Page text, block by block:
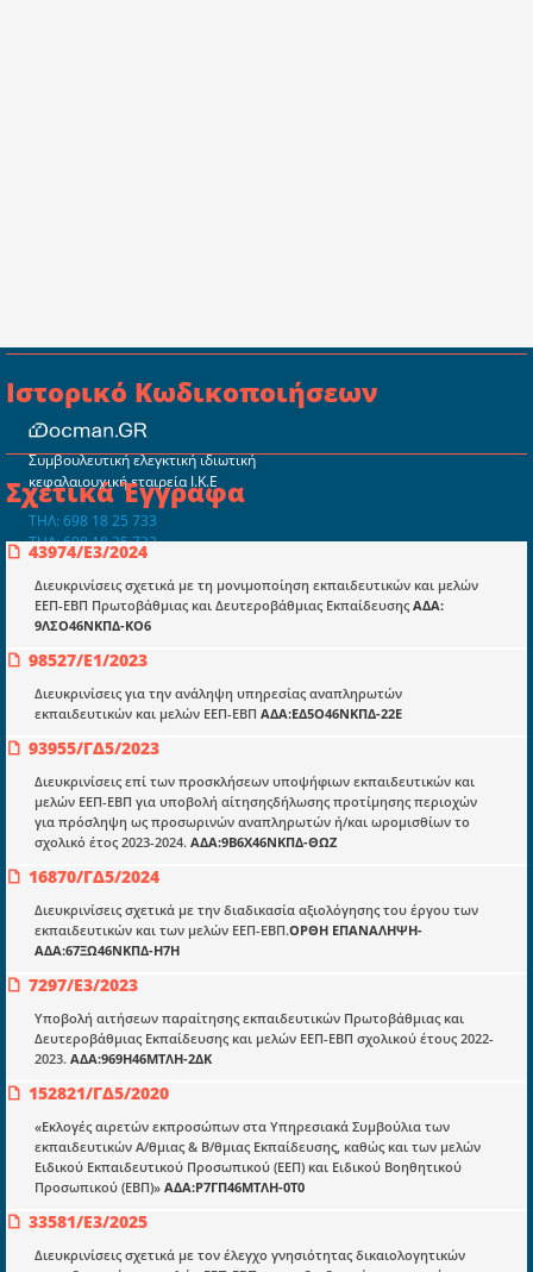
Ιστορικό Κωδικοποιήσεων
Σχετικά Έγγραφα
43974/Ε3/2024
Διευκρινίσεις σχετικά με τη μονιμοποίηση εκπαιδευτικών και μελών
ΕΕΠ-ΕΒΠ Πρωτοβάθμιας και Δευτεροβάθμιας Εκπαίδευσης ΑΔΑ:
9ΛΣΟ46ΝΚΠΔ-ΚΟ6
98527/Ε1/2023
Διευκρινίσεις για την ανάληψη υπηρεσίας αναπληρωτών
εκπαιδευτικών και μελών ΕΕΠ-ΕΒΠ ΑΔΑ:ΕΔ5Ο46ΝΚΠΔ-22Ε
93955/ΓΔ5/2023
Διευκρινίσεις επί των προσκλήσεων υποψήφιων εκπαιδευτικών και
μελών ΕΕΠ-ΕΒΠ για υποβολή αίτησηςδήλωσης προτίμησης περιοχών
για πρόσληψη ως προσωρινών αναπληρωτών ή/και ωρομισθίων το
σχολικό έτος 2023-2024. ΑΔΑ:9Β6Χ46ΝΚΠΔ-ΘΩΖ
16870/ΓΔ5/2024
Διευκρινίσεις σχετικά με την διαδικασία αξιολόγησης του έργου των
εκπαιδευτικών και των μελών ΕΕΠ-ΕΒΠ.ΟΡΘΗ ΕΠΑΝΑΛΗΨΗ-
ΑΔΑ:67ΞΩ46ΝΚΠΔ-Η7Η
7297/Ε3/2023
Υποβολή αιτήσεων παραίτησης εκπαιδευτικών Πρωτοβάθμιας και
Δευτεροβάθμιας Εκπαίδευσης και μελών ΕΕΠ-ΕΒΠ σχολικού έτους 2022-
2023. ΑΔΑ:969Η46ΜΤΛΗ-2ΔΚ
152821/ΓΔ5/2020
«Εκλογές αιρετών εκπροσώπων στα Υπηρεσιακά Συμβούλια των
εκπαιδευτικών Α/θμιας & Β/θμιας Εκπαίδευσης, καθώς και των μελών
Ειδικού Εκπαιδευτικού Προσωπικού (ΕΕΠ) και Ειδικού Βοηθητικού
Προσωπικού (ΕΒΠ)» ΑΔΑ:Ρ7ΓΠ46ΜΤΛΗ-0Τ0
33581/Ε3/2025
Διευκρινίσεις σχετικά με τον έλεγχο γνησιότητας δικαιολογητικών
Συμβουλευτική ελεγκτική ιδιωτική
κεφαλαιουχική εταιρεία Ι.Κ.Ε
ΤΗΛ: 698 18 25 733
ΤΗΛ: 698 18 25 732
mydocmangr@gmail.com
Docman.gr
Ποιοί είμαστε;
Μια πολυετής εθελοντική προσπάθεια που
μετατράπηκε σε επιχειρηματική οντότητα και φιλοδοξεί να συμβάλλει
E-book
Οδηγοί εκκαθάρισης
Νόμοι και προεδρικά διατάγματα
Υπουργικές αποφάσεις
Νομολογία και Γνωμοδοτήσεις ΝΣΚ
Πληροφορίες
Είσοδος